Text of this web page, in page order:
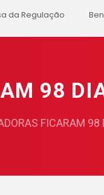
da Regulação
98
FICARAM